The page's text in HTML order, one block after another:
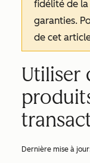
fidélité de
garanties.
de cet
Utiliser
Dernière mise à